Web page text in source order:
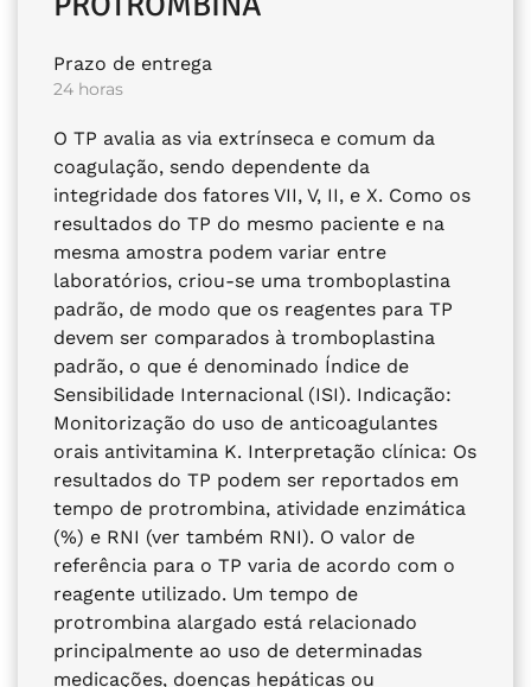
Prazo de entrega
24 horas
O TP avalia as via extrínseca e comum da
coagulação, sendo dependente da
integridade dos fatores VII, V, II, e X. Como os
resultados do TP do mesmo paciente e na
mesma amostra podem variar entre
laboratórios, criou-se uma tromboplastina
padrão, de modo que os reagentes para TP
devem ser comparados à tromboplastina
padrão, o que é denominado Índice de
Sensibilidade Internacional (ISI). Indicação:
Monitorização do uso de anticoagulantes
orais antivitamina K. Interpretação clínica: Os
resultados do TP podem ser reportados em
tempo de protrombina, atividade enzimática
(%) e RNI (ver também RNI). O valor de
referência para o TP varia de acordo com o
reagente utilizado. Um tempo de
protrombina alargado está relacionado
principalmente ao uso de determinadas
medicações, doenças hepáticas ou